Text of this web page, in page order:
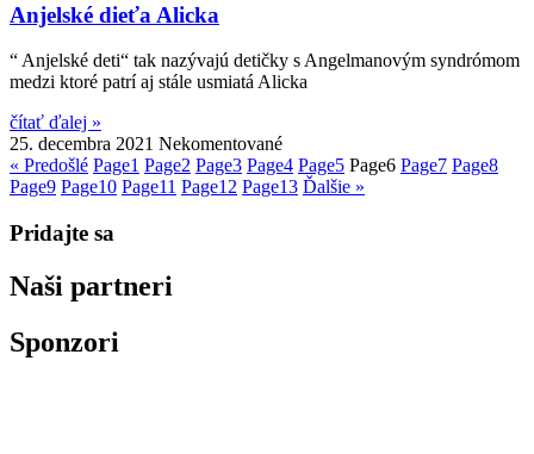
Anjelské dieťa Alicka
“ Anjelské deti“ tak nazývajú detičky s Angelmanovým syndrómom
medzi ktoré patrí aj stále usmiatá Alicka
čítať ďalej »
25. decembra 2021 Nekomentované
« Predošlé Page1 Page2 Page3 Page4 Page5 Page6 Page7 Page8
Page9 Page10 Page11 Page12 Page13 Ďalšie »
Pridajte sa
Naši partneri
Sponzori